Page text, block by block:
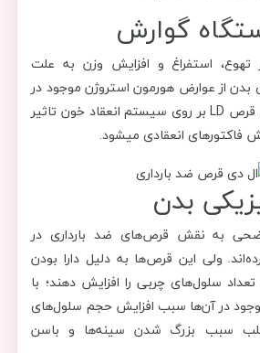
گوارش
استفراغ و افزایش وزن به علت
بدن از عوارض هورمون استروژن موجود در
قرص LD است. مصرف قرص LD بر روی سیستم انعقاد خون تاثیر
فاکتورهای انعقادی میشود.
بدن
به نقش قرص‌های ضد بارداری در
ولی این قرص‌ها به دلیل دارا بودن
سلول‌های چربی را افزایش دهند؛ با
در آن‌ها سبب افزایش حجم سلول‌های
سبب بزرگ شدن سینه‌ها و باسن